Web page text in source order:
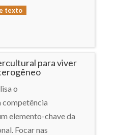
texto
para viver
o
competência
elemento-chave da
Focar nas